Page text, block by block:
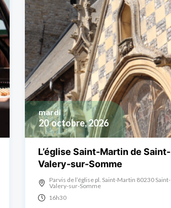
20 octobre, 2026
mardi
L’église Saint-Martin de Saint-
Valery-sur-Somme
Parvis de l’église pl. Saint-Martin 80230 Saint-
Valery-sur-Somme
16h30